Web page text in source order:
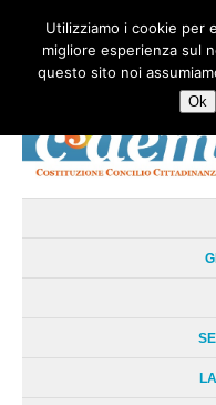
HOME CHI SIAMO LA RETE
AREE TEMATICHE
Utilizziamo i cookie per
migliore esperienza sul
questo sito noi
Ok